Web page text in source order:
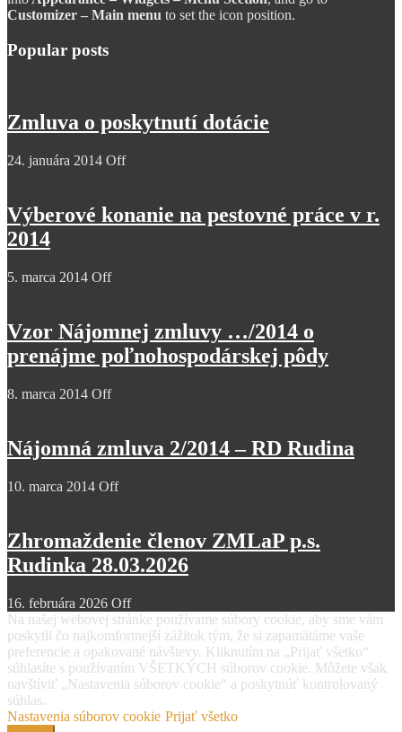
Customizer – Main menu to set the icon position.
Popular posts
Zmluva o poskytnutí dotácie
24. januára 2014 Off
Výberové konanie na pestovné práce v r.
2014
5. marca 2014 Off
Vzor Nájomnej zmluvy …/2014 o
prenájme poľnohospodárskej pôdy
8. marca 2014 Off
Nájomná zmluva 2/2014 – RD Rudina
10. marca 2014 Off
Zhromaždenie členov ZMLaP p.s.
Rudinka 28.03.2026
16. februára 2026 Off
Na našej webovej stránke používame súbory cookie, aby sme vám
poskytli čo najkomfortnejší zážitok tým, že si zapamätáme vaše
preferencie a opakované návštevy. Kliknutím na „Prijať všetko“
súhlasíte s používaním VŠETKÝCH súborov cookie. Môžete však
navštíviť „Nastavenia súborov cookie“ a poskytnúť kontrolovaný
súhlas.
Nastavenia súborov cookie Prijať všetko